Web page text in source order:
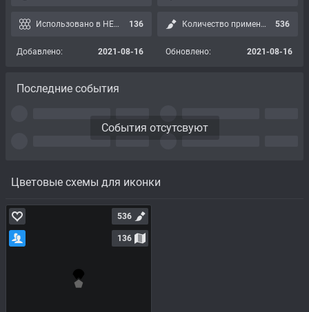
Цветовые схемы для иконки
536
136
Использовано в HEX картах: 136 Количество применений: 536
Добавлено: 2021-08-16 Обновлено: 2021-08-16
Последние события
События отсутсвуют